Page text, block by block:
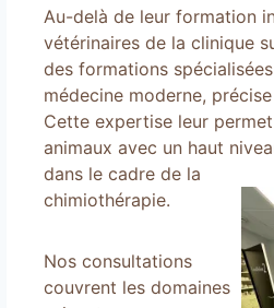
Au-delà de leur formation
vétérinaires de la clinique
des formations
médecine moderne,
Cette expertise leur
animaux avec un haut
dans le cadre de la
chimiothérapie.
Nos consultations
couvrent les domaines